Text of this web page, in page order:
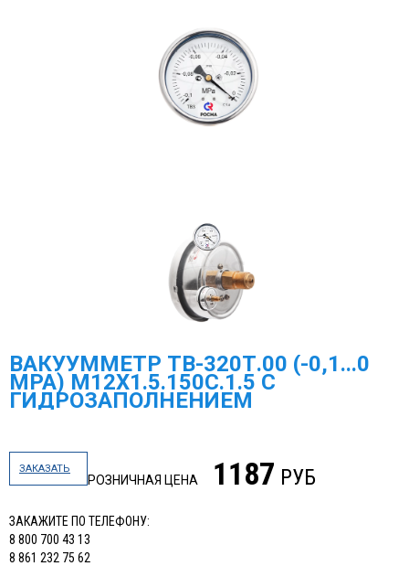
НАСОСНОЕ ОБОРУДОВАНИЕ
ПРОМА
ГАЗОВОЕ ОБОРУДОВАНИЕ
ЗАПОРНАЯ АРМАТУРА И УКАЗАТЕЛИ УРОВНЯ
ТЕРМОМЕТРЫ, ГИГРОМЕТРЫ ВИТ
ВАКУУММЕТР ТВ-320Т.00 (-0,1...0
MPA) M12X1.5.150C.1.5 С
ГИДРОЗАПОЛНЕНИЕМ
ЗАКАЗАТЬ
РОЗНИЧНАЯ ЦЕНА 1187 РУБ
ЗАКАЖИТЕ ПО ТЕЛЕФОНУ:
8 800 700 43 13
8 861 232 75 62